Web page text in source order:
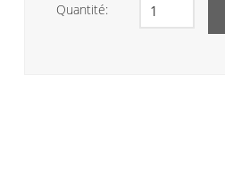
Quantité: